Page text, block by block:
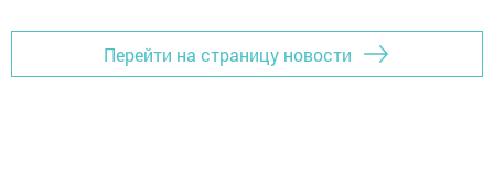
Перейти на страницу новости